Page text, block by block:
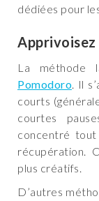
dédiées pour
La méthode
Pomodoro. Il
courts
courtes
concentré
récupération.
plus créatifs.
D’autres